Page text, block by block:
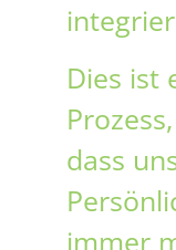
Dies ist
dass
immer